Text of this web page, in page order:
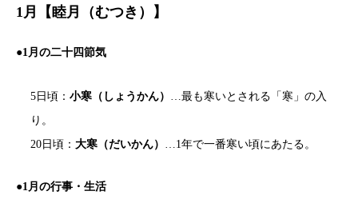
1月【睦月（むつき）】
●1月の二十四節気
5日頃：小寒（しょうかん） …最も寒いとされる「寒」の入
り。
20日頃：大寒（だいかん） …1年で一番寒い頃にあたる。
●1月の行事・生活